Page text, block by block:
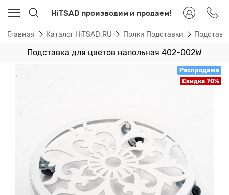
HiTSAD производим и продаем!
Главная Каталог HiTSAD.RU Полки Подставки
Подставка для цветов напольная 402-002W
Распродажа
Скидка 70%